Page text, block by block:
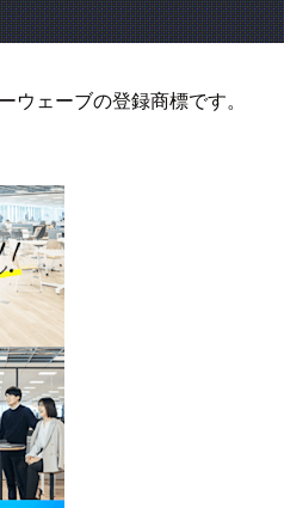
ェーブの登録商標です。